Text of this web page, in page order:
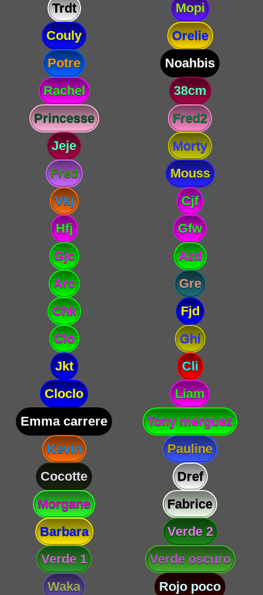
Trdt
Mopi
Couly
Orelie
Potre
Noahbis
Rachel
38cm
Princesse
Fred2
Jeje
Morty
Fred
Mouss
Vkj
Cjf
Hfj
Gfw
Gjc
Azd
Arc
Gre
Chk
Fjd
Clo
Ghi
Jkt
Cli
Cloclo
Liam
Emma carrere
Tony merguez
Kevin
Pauline
Cocotte
Dref
Morgane
Fabrice
Barbara
Verde 2
Verde 1
Verde oscuro
Waka
Rojo poco